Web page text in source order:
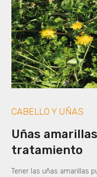
CABELLO Y UÑAS
Uñas
tratamiento
Tener las uñas amarillas